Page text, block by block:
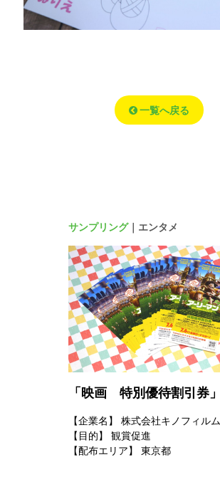
一覧へ戻る
サンプリング｜エンタメ
「映画 特別優待割引券」
【企業名】
株式会社キノフィル
【目的】
観賞促進
【配布エリア】
東京都